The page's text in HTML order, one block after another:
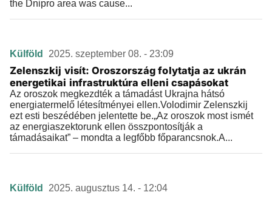
the Dnipro area was cause...
Külföld 2025. szeptember 08. - 23:09
Zelenszkij visít: Oroszország folytatja az ukrán
energetikai infrastruktúra elleni csapásokat
Az oroszok megkezdték a támadást Ukrajna hátsó
energiatermelő létesítményei ellen.Volodimir Zelenszkij
ezt esti beszédében jelentette be.„Az oroszok most ismét
az energiaszektorunk ellen összpontosítják a
támadásaikat” – mondta a legfőbb főparancsnok.A...
Külföld 2025. augusztus 14. - 12:04